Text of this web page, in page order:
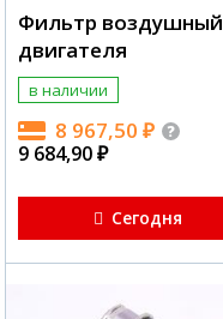
Фильтр воздушный
двигателя
в наличии
8 967,50 ₽
9 684,90₽
Сегодня